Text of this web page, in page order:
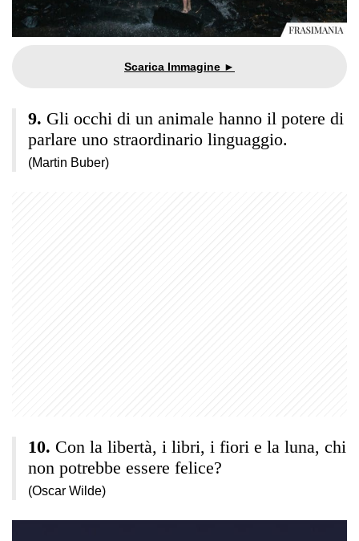
Gli occhi di un animale hanno il potere di
parlare uno straordinario linguaggio.
(Martin Buber)
Con la libertà, i libri, i fiori e la luna, chi
non potrebbe essere felice?
(Oscar Wilde)